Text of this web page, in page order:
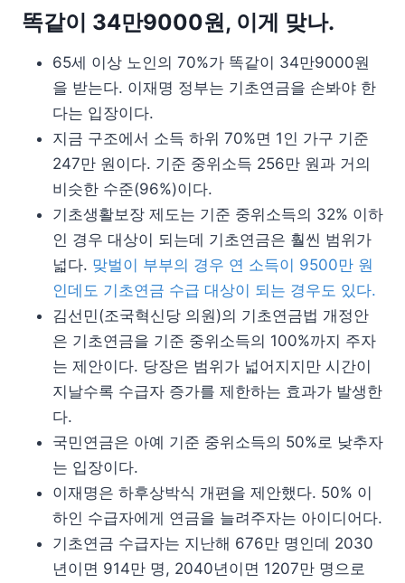
똑같이 34만9000원, 이게 맞나.
65세 이상 노인의 70%가 똑같이 34만9000원
을 받는다. 이재명 정부는 기초연금을 손봐야 한
다는 입장이다.
지금 구조에서 소득 하위 70%면 1인 가구 기준
247만 원이다. 기준 중위소득 256만 원과 거의
비슷한 수준(96%)이다.
기초생활보장 제도는 기준 중위소득의 32% 이하
인 경우 대상이 되는데 기초연금은 훨씬 범위가
넓다. 맞벌이 부부의 경우 연 소득이 9500만 원
인데도 기초연금 수급 대상이 되는 경우도 있다.
김선민(조국혁신당 의원)의 기초연금법 개정안
은 기초연금을 기준 중위소득의 100%까지 주자
는 제안이다. 당장은 범위가 넓어지지만 시간이
지날수록 수급자 증가를 제한하는 효과가 발생한
다.
국민연금은 아예 기준 중위소득의 50%로 낮추자
는 입장이다.
이재명은 하후상박식 개편을 제안했다. 50% 이
하인 수급자에게 연금을 늘려주자는 아이디어다.
기초연금 수급자는 지난해 676만 명인데 2030
년이면 914만 명, 2040년이면 1207만 명으로